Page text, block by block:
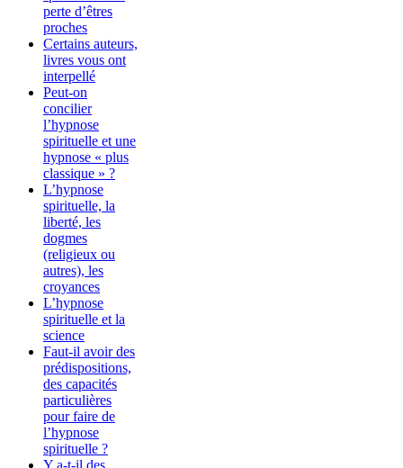
perte d’êtres
proches
Certains auteurs,
livres vous ont
interpellé
Peut-on
concilier
l’hypnose
spirituelle et une
hypnose « plus
classique » ?
L’hypnose
spirituelle, la
liberté, les
dogmes
(religieux ou
autres), les
croyances
L’hypnose
spirituelle et la
science
Faut-il avoir des
prédispositions,
des capacités
particulières
pour faire de
l’hypnose
spirituelle ?
Y a-t-il des